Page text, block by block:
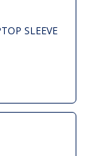
SLEEVE